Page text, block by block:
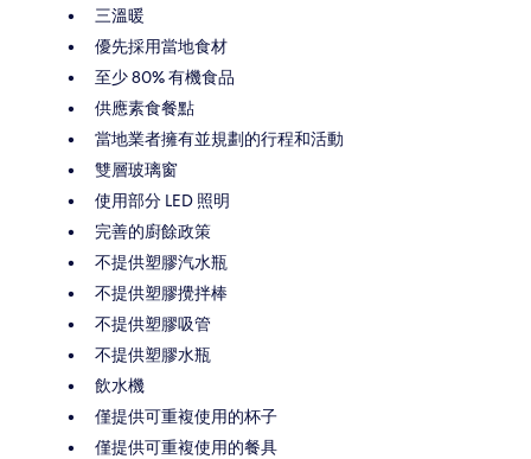
三溫暖
優先採用當地食材
至少 80% 有機食品
供應素食餐點
當地業者擁有並規劃的行程和活動
雙層玻璃窗
使用部分 LED 照明
完善的廚餘政策
不提供塑膠汽水瓶
不提供塑膠攪拌棒
不提供塑膠吸管
不提供塑膠水瓶
飲水機
僅提供可重複使用的杯子
僅提供可重複使用的餐具